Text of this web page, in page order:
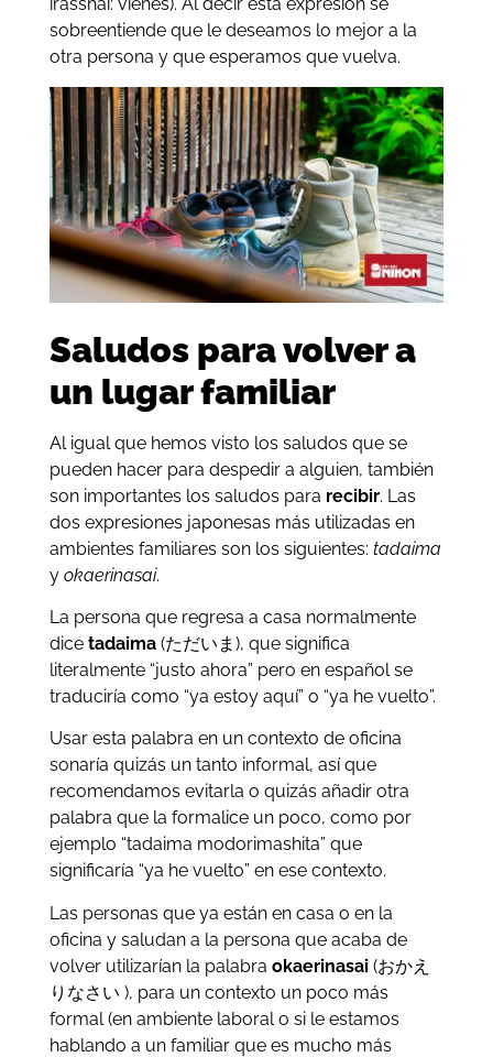
irasshai: vienes). Al decir esta expresión se
sobreentiende que le deseamos lo mejor a la
otra persona y que esperamos que vuelva.
Saludos para volver a
un lugar familiar
Al igual que hemos visto los saludos que se
pueden hacer para despedir a alguien, también
son importantes los saludos para recibir. Las
dos expresiones japonesas más utilizadas en
ambientes familiares son los siguientes: tadaima
y okaerinasai.
La persona que regresa a casa normalmente
dice tadaima(ただいま), que significa
literalmente “justo ahora” pero en español se
traduciría como “ya estoy aquí” o “ya he vuelto”.
Usar esta palabra en un contexto de oficina
sonaría quizás un tanto informal, así que
recomendamos evitarla o quizás añadir otra
palabra que la formalice un poco, como por
ejemplo “tadaima modorimashita” que
significaría “ya he vuelto” en ese contexto.
Las personas que ya están en casa o en la
oficina y saludan a la persona que acaba de
volver utilizarían la palabra okaerinasai(おかえ
りなさい ), para un contexto un poco más
formal (en ambiente laboral o si le estamos
hablando a un familiar que es mucho más